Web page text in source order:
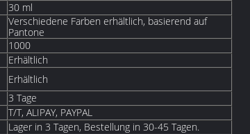
30 ml
Verschiedene Farben erhältlich, basierend auf
Pantone
1000
Erhältlich
Erhältlich
3 Tage
T/T, ALIPAY, PAYPAL
Lager in 3 Tagen, Bestellung in 30-45 Tagen.